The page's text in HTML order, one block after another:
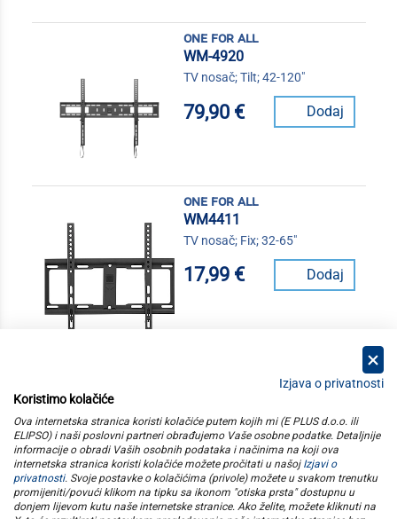
one for all
WM-4920
TV nosač; Tilt; 42-120"
79,90 € Dodaj
one for all
WM4411
TV nosač; Fix; 32-65"
17,99 € Dodaj
kategorije
elipso
informacije
Izjava o privatnosti
Koristimo kolačiće
Ova internetska stranica koristi kolačiće putem kojih mi (E PLUS d.o.o. ili
ELIPSO) i naši poslovni partneri obrađujemo Vaše osobne podatke. Detaljnije
informacije o obradi Vaših osobnih podataka i načinima na koji ova
internetska stranica koristi kolačiće možete pročitati u našoj Izjavi o
privatnosti. Svoje postavke o kolačićima (privole) možete u svakom trenutku
promijeniti/povući klikom na tipku sa ikonom "otiska prsta" dostupnu u
donjem lijevom kutu naše internetske stranice. Ako želite, možete kliknuti na